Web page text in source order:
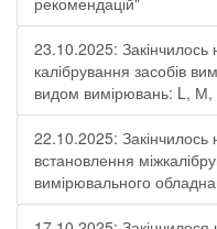
23.10.2025: Закінчилось
калібрування засобів
видом вимірювань: L,
22.10.2025: Закінчилось
встановлення
вимірювального